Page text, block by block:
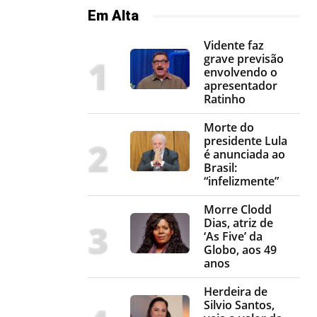
Em Alta
Vidente faz
grave previsão
envolvendo o
apresentador
Ratinho
Morte do
presidente Lula
é anunciada ao
Brasil:
“infelizmente”
Morre Clodd
Dias, atriz de
‘As Five’ da
Globo, aos 49
anos
Herdeira de
Silvio Santos,